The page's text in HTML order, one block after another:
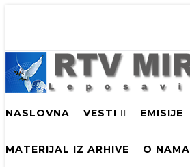
NASLOVNA VESTI EMISIJE
MATERIJAL IZ ARHIVE O NAMA